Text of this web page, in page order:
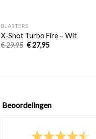
BLASTERS
X-Shot Turbo Fire – Wit
€29,95 €27,95
Beoordelingen